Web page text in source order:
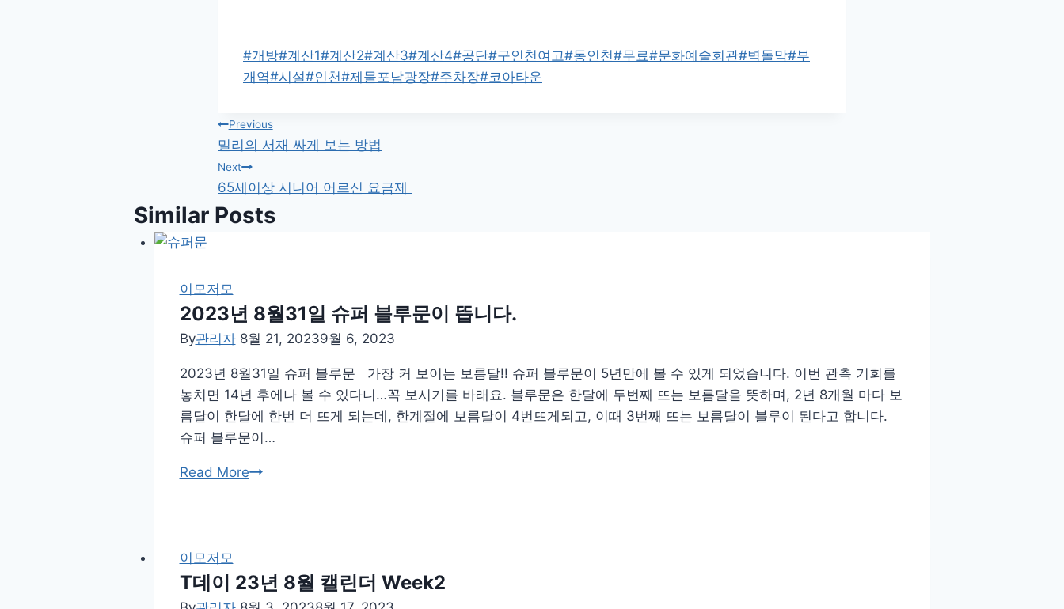
Post
Tags:
#개방#계산1#계산2#계산3#계산4#공단#구인천여고#동인천#무료#문화예술회관#벽돌막#부
개역#시설#인천#제물포남광장#주차장#코아타운
글
탐
색
Previous
밀리의 서재 싸게 보는 방법
Next
65세이상 시니어 어르신 요금제
Similar Posts
이모저모
2023년 8월31일 슈퍼 블루문이 뜹니다.
By관리자 8월 21, 20239월 6, 2023
2023년 8월31일 슈퍼 블루문 가장 커 보이는 보름달!! 슈퍼 블루문이 5년만에 볼 수 있게 되었습니다. 이번 관측 기회를
놓치면 14년 후에나 볼 수 있다니…꼭 보시기를 바래요. 블루문은 한달에 두번째 뜨는 보름달을 뜻하며, 2년 8개월 마다 보
름달이 한달에 한번 더 뜨게 되는데, 한계절에 보름달이 4번뜨게되고, 이때 3번째 뜨는 보름달이 블루이 된다고 합니다.
슈퍼 블루문이…
Read More2023
일
슈
이모저모
T데이 23년 8월 캘린더 Week2